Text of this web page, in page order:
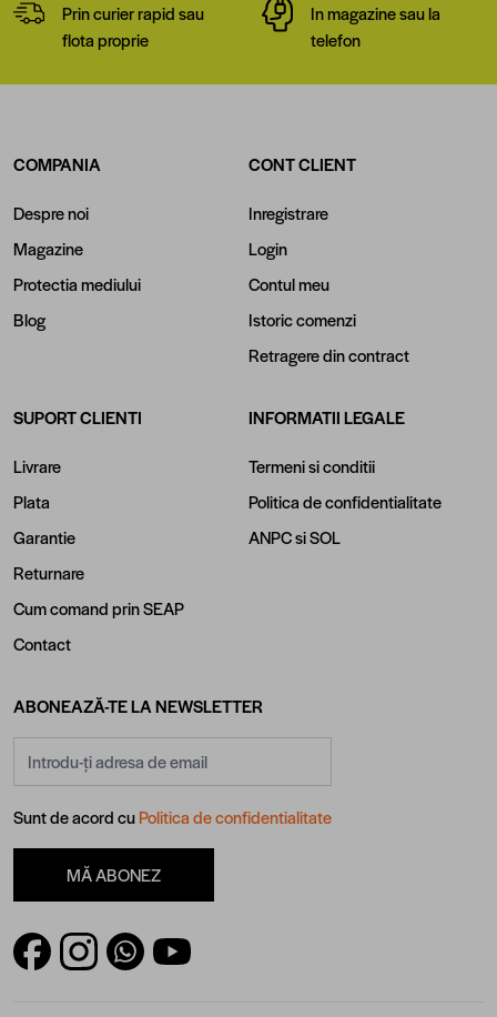
Prin curier rapid sau
flota proprie
In magazine sau la
telefon
COMPANIA
Despre noi
Magazine
Protectia mediului
Blog
CONT CLIENT
Inregistrare
Login
Contul meu
Istoric comenzi
Retragere din contract
SUPORT CLIENTI
Livrare
Plata
Garantie
Returnare
Cum comand prin SEAP
Contact
INFORMATII LEGALE
Termeni si conditii
Politica de confidentialitate
ANPCsiSOL
ABONEAZĂ-TE LA NEWSLETTER
Sunt de acord cuPolitica de confidentialitate
MĂ ABONEZ